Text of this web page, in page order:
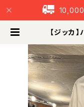
10,000
【ジッカ